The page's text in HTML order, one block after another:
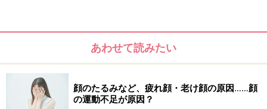
あわせて読みたい
顔のたるみなど、疲れ顔・老け顔の原因……顔
の運動不足が原因？